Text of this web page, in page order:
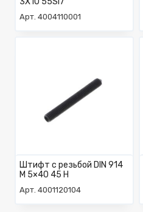
Арт. 4004110001
Штифт с резьбой DIN 914
M 5×40 45 H
Арт. 4001120104